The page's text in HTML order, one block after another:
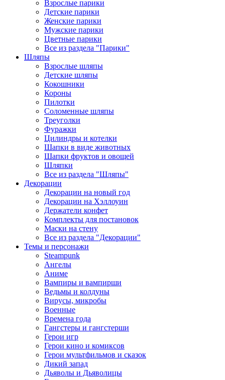
Взрослые парики
Детские парики
Женские парики
Мужские парики
Цветные парики
Все из раздела "Парики"
Шляпы
Взрослые шляпы
Детские шляпы
Кокошники
Короны
Пилотки
Соломенные шляпы
Треуголки
Фуражки
Цилиндры и котелки
Шапки в виде животных
Шапки фруктов и овощей
Шляпки
Все из раздела "Шляпы"
Декорации
Декорации на новый год
Декорации на Хэллоуин
Держатели конфет
Комплекты для постановок
Маски на стену
Все из раздела "Декорации"
Темы и персонажи
Steampunk
Ангелы
Аниме
Вампиры и вампирши
Ведьмы и колдуны
Вирусы, микробы
Военные
Времена года
Гангстеры и гангстерши
Герои игр
Герои кино и комиксов
Герои мультфильмов и сказок
Дикий запад
Дьяволы и Дьяволицы